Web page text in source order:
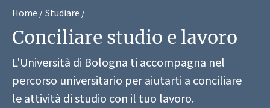
Home Studiare
Conciliare studio e lavoro
L'Università di Bologna ti accompagna nel
percorso universitario per aiutarti a conciliare
le attività di studio con il tuo lavoro.